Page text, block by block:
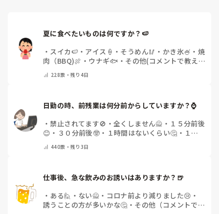
夏に食べたいものは何ですか？🍉
・ スイカ🍉 ・ アイス🍦 ・ そうめん🥢 ・ かき氷🍧 ・ 焼
肉（BBQ)🍖 ・ ウナギ🐟 ・ その他(コメントで教え
228票・残り4日
日勤の時、前残業は何分前からしていますか？⌚
・禁止されてます🚫 ・ 全くしません🙅 ・ １５分前後
😊 ・ ３０分前後🤓 ・ １時間はないくらい🤔 ・ １時
440票・残り3日
仕事後、急な飲みのお誘いはありますか？🍺
・ ある🙋 ・ ない🙅 ・ コロナ前より減りました😢 ・
誘うことの方が多いかな🤔 ・ その他（コメントで教